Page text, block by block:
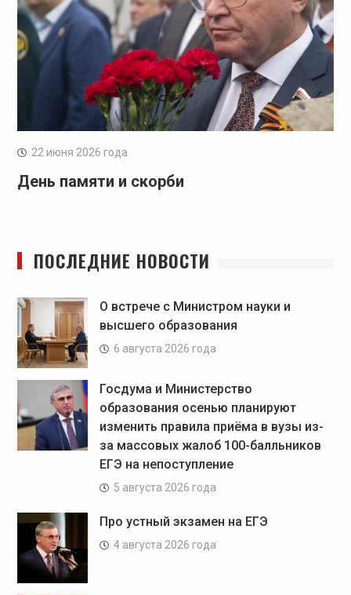
22 июня 2026 года
День памяти и скорби
ПОСЛЕДНИЕ НОВОСТИ
О встрече с Министром науки и
высшего образования
6 августа 2026 года
Госдума и Министерство
образования осенью планируют
изменить правила приёма в вузы из-
за массовых жалоб 100-балльников
ЕГЭ на непоступление
5 августа 2026 года
Про устный экзамен на ЕГЭ
4 августа 2026 года